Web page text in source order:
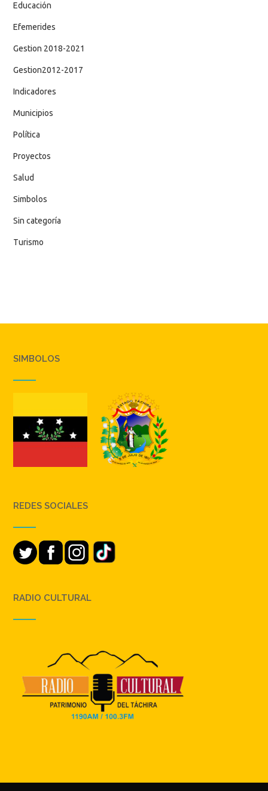
Educación
Efemerides
Gestion 2018-2021
Gestion2012-2017
Indicadores
Municipios
Política
Proyectos
Salud
Simbolos
Sin categoría
Turismo
SIMBOLOS
REDES SOCIALES
RADIO CULTURAL